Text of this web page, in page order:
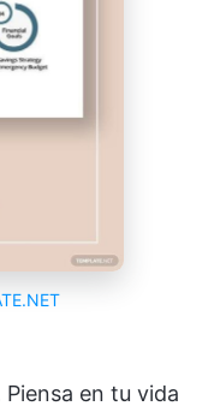
en tu vida